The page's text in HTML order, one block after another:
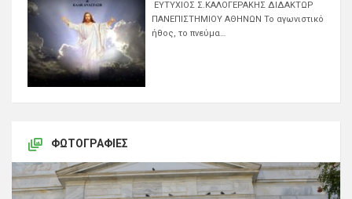
ΕΥΤΥΧΙΟΣ Σ.ΚΑΛΟΓΕΡΑΚΗΣ ΔΙΔΑΚΤΩΡ
ΠΑΝΕΠΙΣΤΗΜΙΟΥ ΑΘΗΝΩΝ Το αγωνιστικό
ήθος, το πνεύμα…
ΦΩΤΟΓΡΑΦΊΕΣ